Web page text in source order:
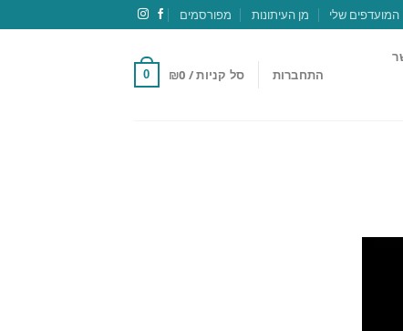
המועדפים שלי מן העיתונות מפורסמים
התחברות סל קניות / ₪0
0